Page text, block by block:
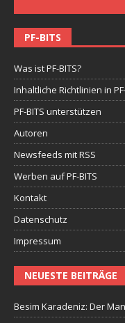
PF-BITS
Was ist PF-BITS?
Inhaltliche Richtlinien in
PF-BITS unterstützen
Autoren
Newsfeeds mit RSS
Werben auf PF-BITS
Kontakt
Datenschutz
Impressum
NEUESTE BEITRÄGE
Besim Karadeniz: Der